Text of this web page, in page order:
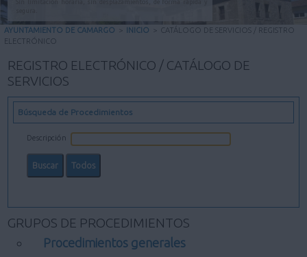
CARPETA CIUDADANA
AYUNTAMIENTO DE CAMARGO > INICIO > CATÁLOGO DE SERVICIOS / REGISTRO
ELECTRÓNICO
REGISTRO ELECTRÓNICO / CATÁLOGO DE
SERVICIOS
Búsqueda de Procedimientos
Descripción
GRUPOS DE PROCEDIMIENTOS
Procedimientos generales